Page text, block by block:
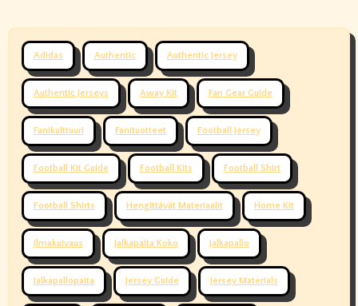
Adidas Authentic Authentic Jersey
Authentic Jerseys Away Kit Fan Gear Guide
Fanikulttuuri Fanituotteet Football Jersey
Football Kit Guide Football Kits Football Shirt
Football Shirts Hengittävät Materiaalit Home Kit
Ilmakuivaus Jalkapaita Koko Jalkapallo
Jalkapallopaita Jersey Guide Jersey Materials